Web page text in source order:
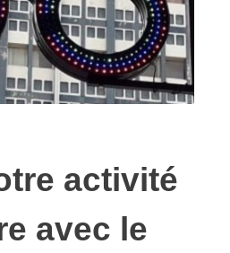
activité
avec le